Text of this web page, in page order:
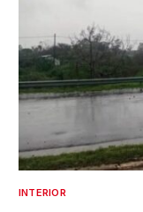
INTERIOR